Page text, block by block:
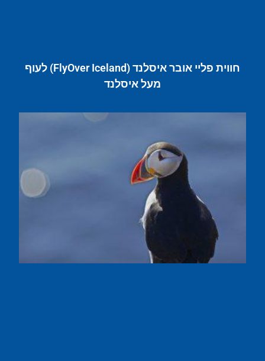
חווית פליי אובר איסלנד (FlyOver Iceland) לעוף
מעל איסלנד